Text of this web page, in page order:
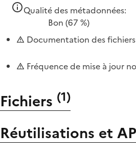
Qualité des métadonnées:
Bon (67 %)
Documentation des
Fréquence de mise à jour
Fichiers (1)
Réutilisations et